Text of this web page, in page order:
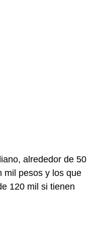
alrededor de 50
mil pesos y los que
120 mil si tienen